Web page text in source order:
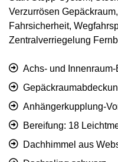
Verzurrösen
Fahrsicherheit,
Zentralverriegelung
Achs- und Innenraum-
Anhängerkupplung-
Bereifung: 18
Dachhimmel aus